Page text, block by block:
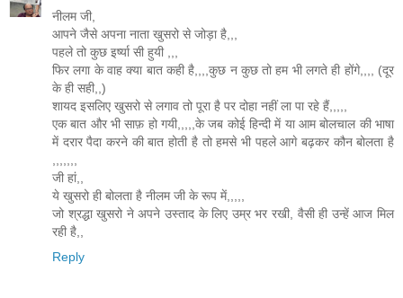
नीलम जी,
आपने जैसे अपना नाता खुसरो से जोड़ा है,,,
पहले तो कुछ इर्ष्या सी हुयी ,,,
फिर लगा के वाह क्या बात कही है,,,,कुछ न कुछ तो हम भी लगते ही होंगे,,,, (दूर
के ही सही,,)
शायद इसलिए खुसरो से लगाव तो पूरा है पर दोहा नहीं ला पा रहे हैं,,,,,
एक बात और भी साफ़ हो गयी,,,,,के जब कोई हिन्दी में या आम बोलचाल की भाषा
में दरार पैदा करने की बात होती है तो हमसे भी पहले आगे बढ़कर कौन बोलता है
जी हां,,
ये खुसरो ही बोलता है नीलम जी के रूप में,,,,,
जो श्रद्धा खुसरो ने अपने उस्ताद के लिए उम्र भर रखी, वैसी ही उन्हें आज मिल
रही है,,
Reply